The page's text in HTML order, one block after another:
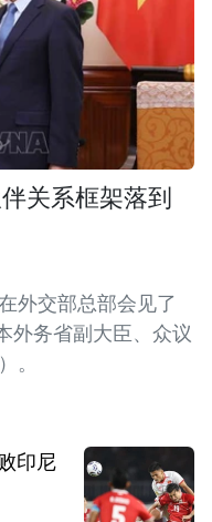
关系框架落到
外交部总部会见了
外务省副大臣、众议
。
印尼